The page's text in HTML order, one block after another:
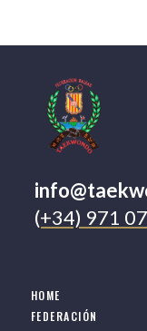
(+34) 971
HOME
FEDERACIÓN